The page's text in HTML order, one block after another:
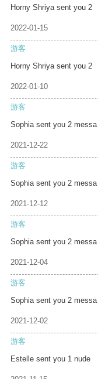
Horny Shriya sent you 2
2022-01-15
游客
Horny Shriya sent you 2
2022-01-10
游客
Sophia sent you 2 messa
2021-12-22
游客
Sophia sent you 2 messa
2021-12-12
游客
Sophia sent you 2 messa
2021-12-04
游客
Sophia sent you 2 messa
2021-12-02
游客
Estelle sent you 1 nude